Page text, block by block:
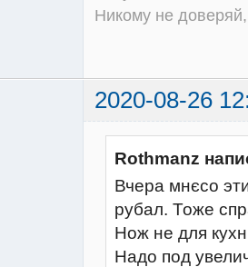
Никому не
2020-08-26
Rothmanz
Вчера мнєсо
рубал. Тоже
Нож не для
Надо под